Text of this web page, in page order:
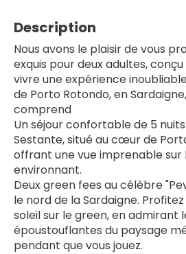
Description
Nous avons le plaisir de vous
exquis pour deux adultes,
vivre une expérience
de Porto Rotondo, en
comprend
Un séjour confortable de 5
Sestante, situé au cœur de
offrant une vue imprenable sur
environnant.
Deux green fees au célèbre
le nord de la Sardaigne.
soleil sur le green, en admirant
époustouflantes du paysage
pendant que vous jouez.